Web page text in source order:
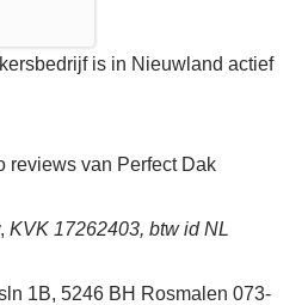
is in Nieuwland actief
reviews van Perfect Dak
KVK 17262403, btw id NL
1B, 5246 BH Rosmalen 073-